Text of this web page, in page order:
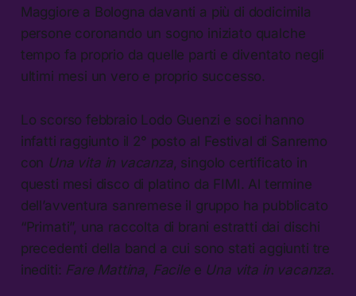
Maggiore a Bologna davanti a più di dodicimila
persone coronando un sogno iniziato qualche
tempo fa proprio da quelle parti e diventato negli
ultimi mesi un vero e proprio successo.
Lo scorso febbraio Lodo Guenzi e soci hanno
infatti raggiunto il 2° posto al Festival di Sanremo
con Una vita in vacanza, singolo certificato in
questi mesi disco di platino da FIMI. Al termine
dell’avventura sanremese il gruppo ha pubblicato
“Primati”, una raccolta di brani estratti dai dischi
precedenti della band a cui sono stati aggiunti tre
inediti: Fare Mattina Facilee Una vita in vacanza.